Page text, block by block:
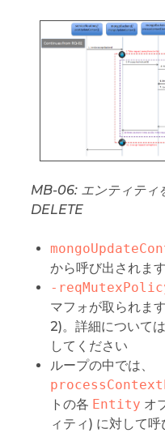
MB-06: エンティテ
DELETE
から呼び出されま
-
マフォが取られま
2)。詳細については
してください
ループの中では、
トの各 Entity オ
ィティ) に対して